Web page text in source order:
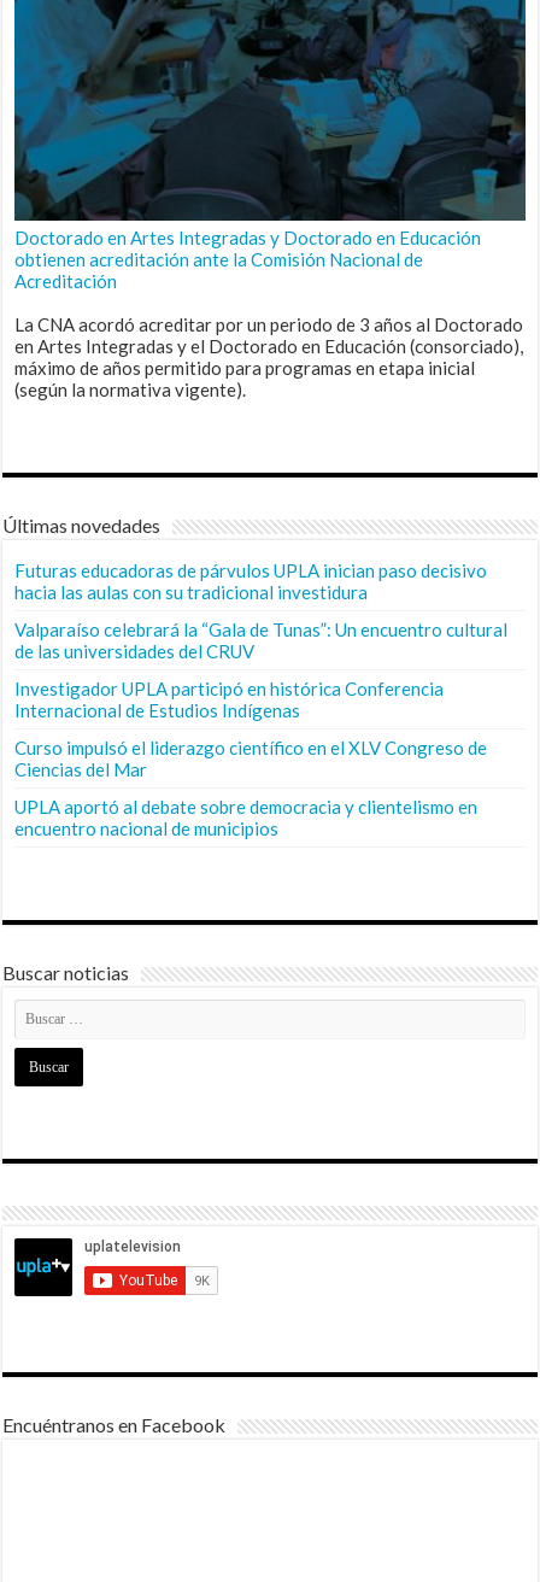
Doctorado en Artes Integradas y Doctorado en Educación
obtienen acreditación ante la Comisión Nacional de
Acreditación
La CNA acordó acreditar por un periodo de 3 años al Doctorado
en Artes Integradas y el Doctorado en Educación (consorciado),
máximo de años permitido para programas en etapa inicial
(según la normativa vigente).
Últimas novedades
Futuras educadoras de párvulos UPLA inician paso decisivo
hacia las aulas con su tradicional investidura
Valparaíso celebrará la “Gala de Tunas”: Un encuentro cultural
de las universidades del CRUV
Investigador UPLA participó en histórica Conferencia
Internacional de Estudios Indígenas
Curso impulsó el liderazgo científico en el XLV Congreso de
Ciencias del Mar
UPLA aportó al debate sobre democracia y clientelismo en
encuentro nacional de municipios
Buscar noticias
Encuéntranos en Facebook